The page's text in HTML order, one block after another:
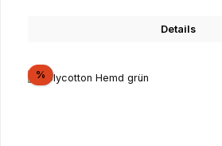
Details
%Rabatt